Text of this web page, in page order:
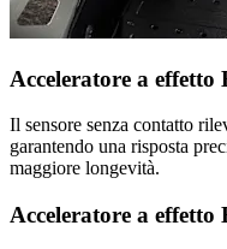
Acceleratore a effetto
Il sensore senza contatto
garantendo una risposta
maggiore longevità.
Acceleratore a effetto